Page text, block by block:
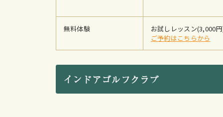
無料体験
お試しレッスン(3,000
ご予約はこちらから
インドアゴルフクラブ